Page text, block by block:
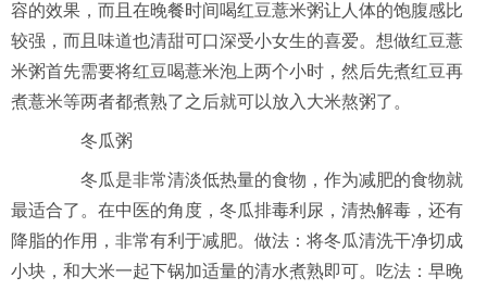
容的效果，而且在晚餐时间喝红豆薏米粥让人体的饱腹感比
较强，而且味道也清甜可口深受小女生的喜爱。想做红豆薏
米粥首先需要将红豆喝薏米泡上两个小时，然后先煮红豆再
煮薏米等两者都煮熟了之后就可以放入大米熬粥了。
冬瓜粥
冬瓜是非常清淡低热量的食物，作为减肥的食物就
最适合了。在中医的角度，冬瓜排毒利尿，清热解毒，还有
降脂的作用，非常有利于减肥。做法：将冬瓜清洗干净切成
小块，和大米一起下锅加适量的清水煮熟即可。吃法：早晚